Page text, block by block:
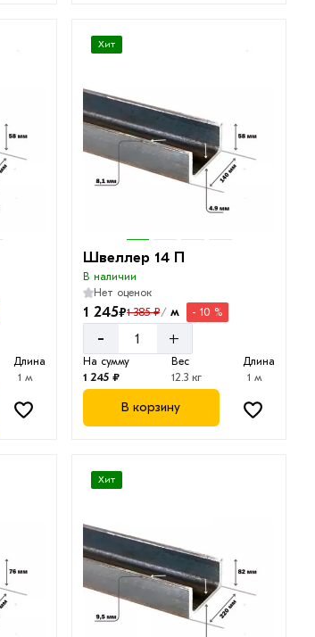
Длина
1 м
Хит
Швеллер 14 П
В наличии
Нет оценок
1 245₽1 385 ₽/ м - 10 %
- +
На сумму
1 245 ₽
Вес
12.3 кг
Длина
1 м
В корзину
Хит